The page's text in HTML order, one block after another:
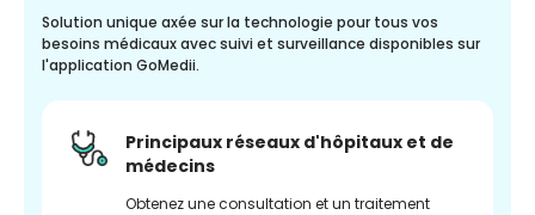
Solution unique axée sur la technologie pour tous vos
besoins médicaux avec suivi et surveillance disponibles sur
l'application GoMedii.
Principaux réseaux d'hôpitaux et de
médecins
Obtenez une consultation et un traitement